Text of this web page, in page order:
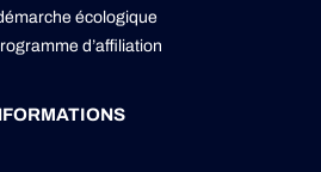
écologique
d’affiliation